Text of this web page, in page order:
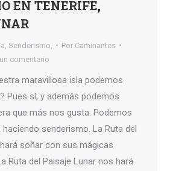
EN TENERIFE,
Senderismo, Por Caminantes
comentario
maravillosa isla podemos
Pues sí, y además podemos
que más nos gusta. Podemos
senderismo. La Ruta del
soñar con sus mágicas
Ruta del Paisaje Lunar nos hará